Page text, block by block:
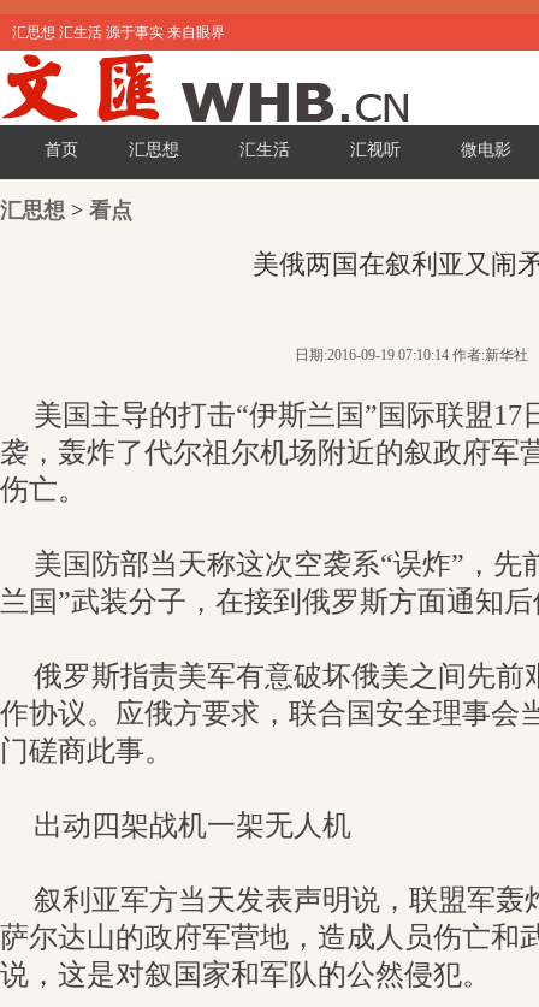
汇思想 汇生活 源于事实 来自眼界
首页 汇思想 汇生活 汇视听 微电影
汇思想 > 看点
美俄两国在叙利亚又闹
日期:2016-09-19 07:10:14 作者:新华社
美国主导的打击“伊斯兰国”国际联盟17
袭，轰炸了代尔祖尔机场附近的叙政府军
伤亡。
美国防部当天称这次空袭系“误炸”，先
兰国”武装分子，在接到俄罗斯方面通知
俄罗斯指责美军有意破坏俄美之间先前
作协议。应俄方要求，联合国安全理事会
门磋商此事。
出动四架战机一架无人机
叙利亚军方当天发表声明说，联盟军轰
萨尔达山的政府军营地，造成人员伤亡和
说，这是对叙国家和军队的公然侵犯。